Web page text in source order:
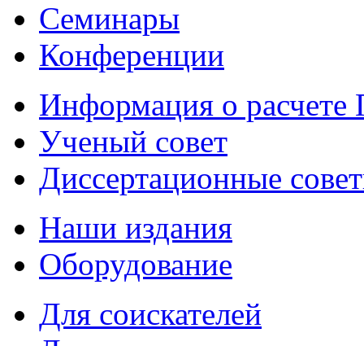
Семинары
Конференции
Информация о
Ученый совет
Диссертационные
Наши издания
Оборудование
Для соискателей